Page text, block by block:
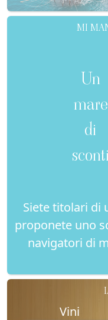
MI
Un
mare
di
sconti
Siete titolari di
proponete uno
navigatori di
Vini